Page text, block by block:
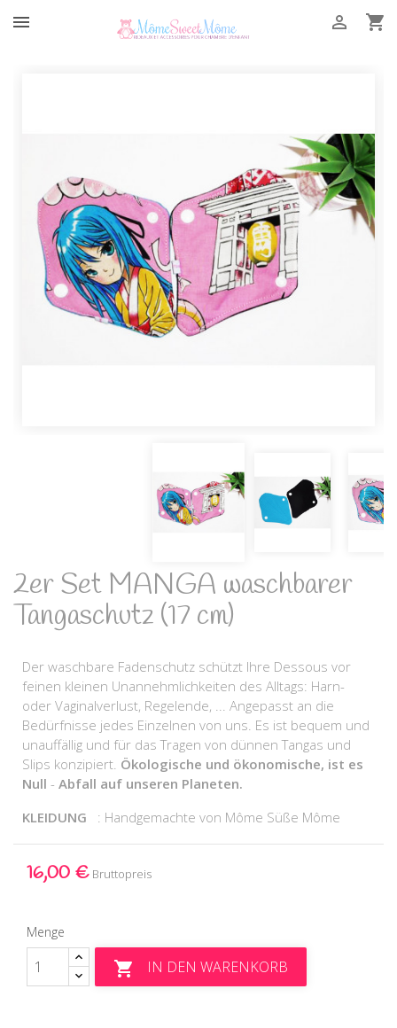
 

2er Set MANGA waschbarer
Tangaschutz (17 cm)
Der waschbare Fadenschutz schützt Ihre Dessous vor
feinen kleinen Unannehmlichkeiten des Alltags: Harn-
oder Vaginalverlust, Regelende, ... Angepasst an die
Bedürfnisse jedes Einzelnen von uns. Es ist bequem und
unauffällig und für das Tragen von dünnen Tangas und
Slips konzipiert. Ökologische und ökonomische, ist es
Null - Abfall auf unseren Planeten.
KLEIDUNG : Handgemachte von Môme Süße Môme
16,00 € Bruttopreis
Menge
 IN DEN WARENKORB